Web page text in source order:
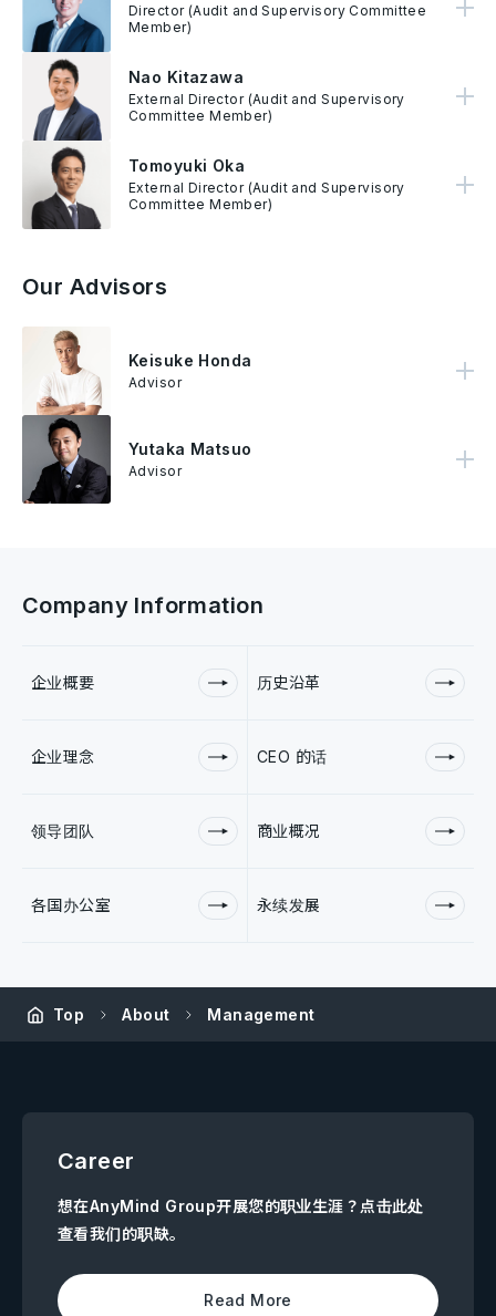
Director (Audit and Supervisory Committee
Member)
Nao Kitazawa
External Director (Audit and Supervisory
Committee Member)
Tomoyuki Oka
External Director (Audit and Supervisory
Committee Member)
Our Advisors
Keisuke Honda
Advisor
Yutaka Matsuo
Advisor
Company Information
企业概要 历史沿革
企业理念 CEO 的话
领导团队 商业概况
各国办公室 永续发展
Top About Management
Career
想在AnyMind Group开展您的职业生涯？点击此处
查看我们的职缺。
Read More